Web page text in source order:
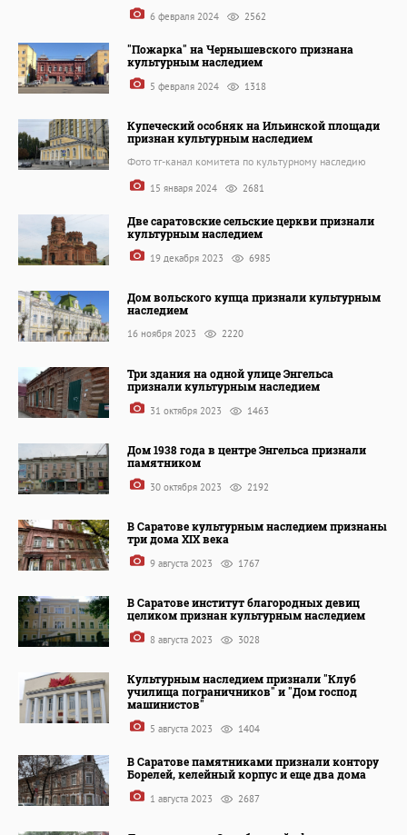
6 февраля 2024 2562
"Пожарка" на Чернышевского признана
культурным наследием
5 февраля 2024 1318
Купеческий особняк на Ильинской площади
признан культурным наследием
Фото тг-канал комитета по культурному наследию
15 января 2024 2681
Две саратовские сельские церкви признали
культурным наследием
19 декабря 2023 6985
Дом вольского купца признали культурным
наследием
16 ноября 2023 2220
Три здания на одной улице Энгельса
признали культурным наследием
31 октября 2023 1463
Дом 1938 года в центре Энгельса признали
памятником
30 октября 2023 2192
В Саратове культурным наследием признаны
три дома XIX века
9 августа 2023 1767
В Саратове институт благородных девиц
целиком признан культурным наследием
8 августа 2023 3028
Культурным наследием признали "Клуб
училища пограничников" и "Дом господ
машинистов"
5 августа 2023 1404
В Саратове памятниками признали контору
Борелей, келейный корпус и еще два дома
1 августа 2023 2687